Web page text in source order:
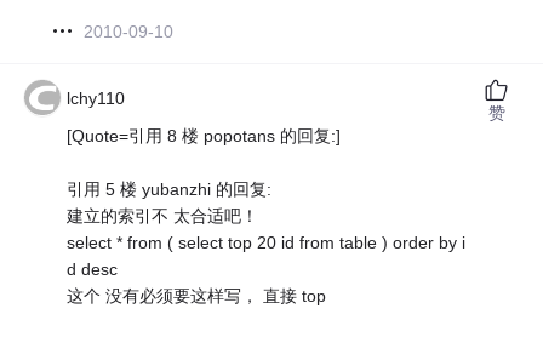
2010-09-10
lchy110
[Quote=引用 8 楼 popotans 的回复:]
引用 5 楼 yubanzhi 的回复:
建立的索引不 太合适吧！
select * from ( select top 20 id from table ) order by i
d desc
这个 没有必须要这样写， 直接 top
赞